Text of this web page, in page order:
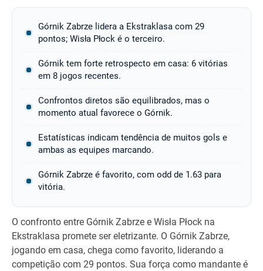
Górnik Zabrze lidera a Ekstraklasa com 29
pontos; Wisła Płock é o terceiro.
Górnik tem forte retrospecto em casa: 6 vitórias
em 8 jogos recentes.
Confrontos diretos são equilibrados, mas o
momento atual favorece o Górnik.
Estatísticas indicam tendência de muitos gols e
ambas as equipes marcando.
Górnik Zabrze é favorito, com odd de 1.63 para
vitória.
O confronto entre Górnik Zabrze e Wisła Płock na
Ekstraklasa promete ser eletrizante. O Górnik Zabrze,
jogando em casa, chega como favorito, liderando a
competição com 29 pontos. Sua força como mandante é